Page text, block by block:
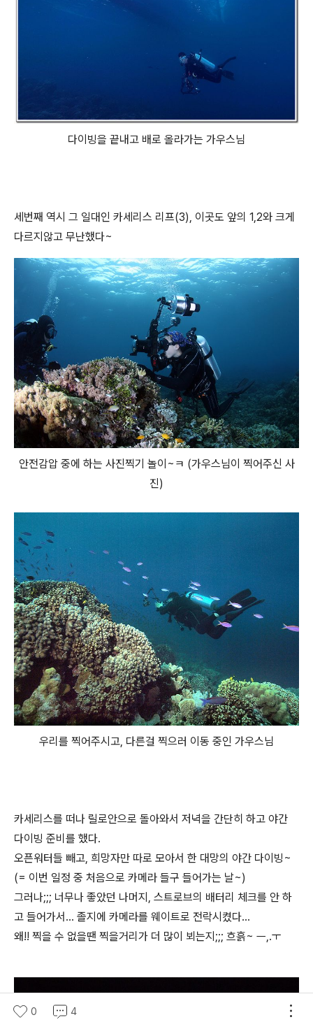
다이빙을 끝내고 배로 올라가는 가우스님
세번째 역시 그 일대인 카세리스 리프(3), 이곳도 앞의 1,2와 크게
다르지않고 무난했다~
안전감압 중에 하는 사진찍기 놀이~ㅋ (가우스님이 찍어주신 사
진)
우리를 찍어주시고, 다른걸 찍으러 이동 중인 가우스님
카세리스를 떠나 릴로안으로 돌아와서 저녁을 간단히 하고 야간
다이빙 준비를 했다.
오픈워터들 빼고, 희망자만 따로 모아서 한 대망의 야간 다이빙~
(= 이번 일정 중 처음으로 카메라 들구 들어가는 날~)
그러나;;; 너무나 좋았던 나머지, 스트로브의 배터리 체크를 안 하
고 들어가서... 졸지에 카메라를 웨이트로 전락시켰다...
왜!! 찍을 수 없을땐 찍을거리가 더 많이 뵈는지;;; 흐흙~ ㅡ,.ㅜ
0 4